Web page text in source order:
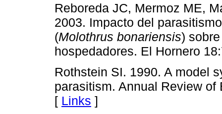
Reboreda JC, Mermoz ME,
2003. Impacto del
(Molothrus bonariensis)
hospedadores. El Hornero
Rothstein SI. 1990. A model
parasitism. Annual Review
[ Links ]